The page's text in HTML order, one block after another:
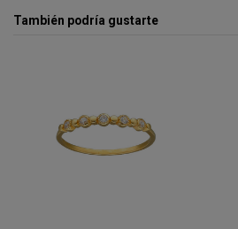
También podría gustarte